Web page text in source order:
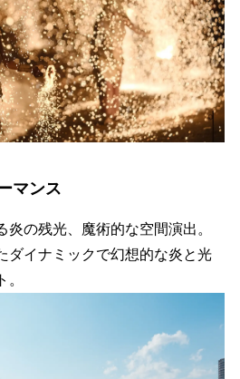
マンス
炎の残光、魔術的な空間演出。
ダイナミックで幻想的な炎と光